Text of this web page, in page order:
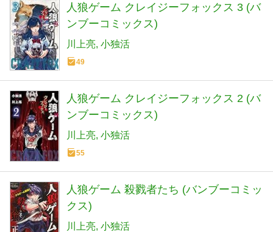
人狼ゲーム クレイジーフォックス 3 (バ
ンブーコミックス)
川上亮 小独活
49
人狼ゲーム クレイジーフォックス 2 (バ
ンブーコミックス)
川上亮 小独活
55
人狼ゲーム 殺戮者たち (バンブーコミッ
クス)
川上亮 小独活